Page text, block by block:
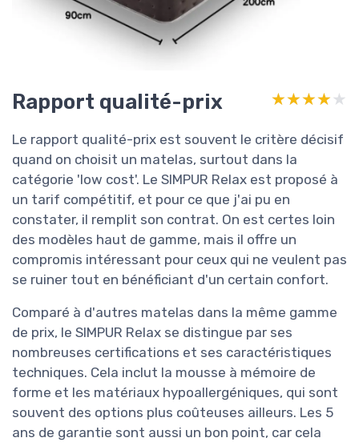
Rapport qualité-prix ★★★★★
★★★★★
Le rapport qualité-prix est souvent le critère décisif
quand on choisit un matelas, surtout dans la
catégorie 'low cost'. Le SIMPUR Relax est proposé à
un tarif compétitif, et pour ce que j'ai pu en
constater, il remplit son contrat. On est certes loin
des modèles haut de gamme, mais il offre un
compromis intéressant pour ceux qui ne veulent pas
se ruiner tout en bénéficiant d'un certain confort.
Comparé à d'autres matelas dans la même gamme
de prix, le SIMPUR Relax se distingue par ses
nombreuses certifications et ses caractéristiques
techniques. Cela inclut la mousse à mémoire de
forme et les matériaux hypoallergéniques, qui sont
souvent des options plus coûteuses ailleurs. Les 5
ans de garantie sont aussi un bon point, car cela